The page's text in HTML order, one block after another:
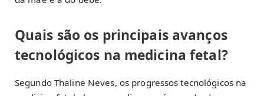
Quais são os principais avanços
tecnológicos na medicina fetal?
Segundo Thaline Neves, os progressos tecnológicos na